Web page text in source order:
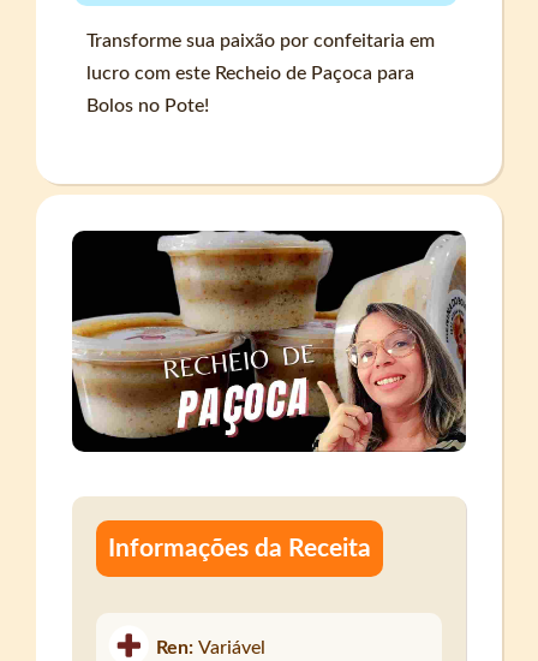
Transforme sua paixão por confeitaria em
lucro com este Recheio de Paçoca para
Bolos no Pote!
Informações da Receita
Ren:Variável